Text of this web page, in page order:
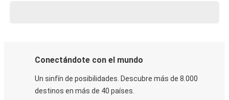
Conectándote con el mundo
Un sinfín de posibilidades. Descubre más de 8.000
destinos en más de 40 países.